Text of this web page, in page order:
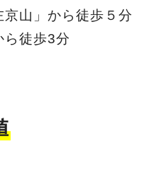
京山」から徒歩５分
ら徒歩3分